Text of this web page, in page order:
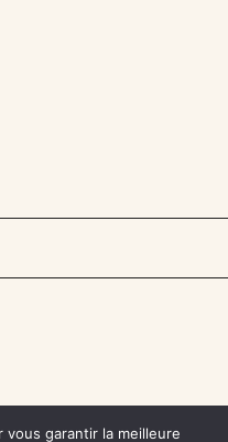
garantir la meilleure